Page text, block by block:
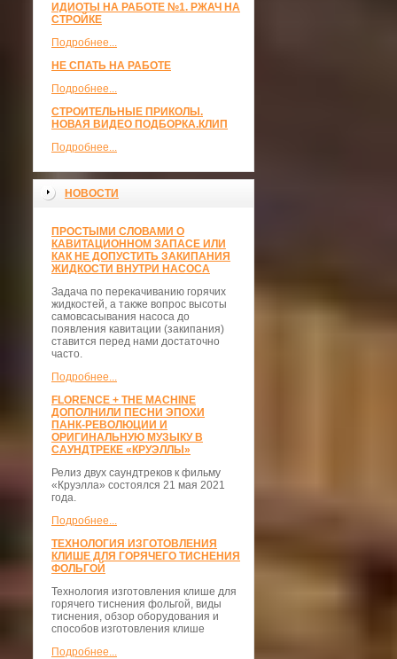
ИДИОТЫ НА РАБОТЕ №1. РЖАЧ НА
СТРОЙКЕ
Подробнее...
НЕ СПАТЬ НА РАБОТЕ
Подробнее...
СТРОИТЕЛЬНЫЕ ПРИКОЛЫ.
НОВАЯ ВИДЕО ПОДБОРКА.КЛИП
Подробнее...
НОВОСТИ
ПРОСТЫМИ СЛОВАМИ О
КАВИТАЦИОННОМ ЗАПАСЕ ИЛИ
КАК НЕ ДОПУСТИТЬ ЗАКИПАНИЯ
ЖИДКОСТИ ВНУТРИ НАСОСА
Задача по перекачиванию горячих
жидкостей, а также вопрос высоты
самовсасывания насоса до
появления кавитации (закипания)
ставится перед нами достаточно
часто.
Подробнее...
FLORENCE + THE MACHINE
ДОПОЛНИЛИ ПЕСНИ ЭПОХИ
ПАНК-РЕВОЛЮЦИИ И
ОРИГИНАЛЬНУЮ МУЗЫКУ В
САУНДТРЕКЕ «КРУЭЛЛЫ»
Релиз двух саундтреков к фильму
«Круэлла» состоялся 21 мая 2021
года.
Подробнее...
ТЕХНОЛОГИЯ ИЗГОТОВЛЕНИЯ
КЛИШЕ ДЛЯ ГОРЯЧЕГО ТИСНЕНИЯ
ФОЛЬГОЙ
Технология изготовления клише для
горячего тиснения фольгой, виды
тиснения, обзор оборудования и
способов изготовления клише
Подробнее...